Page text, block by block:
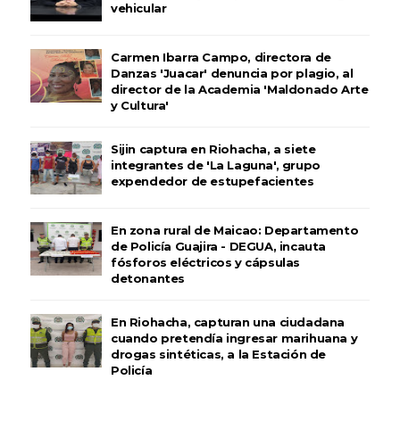
vehicular
Carmen Ibarra Campo, directora de
Danzas 'Juacar' denuncia por plagio, al
director de la Academia 'Maldonado Arte
y Cultura'
Sijin captura en Riohacha, a siete
integrantes de 'La Laguna', grupo
expendedor de estupefacientes
En zona rural de Maicao: Departamento
de Policía Guajira - DEGUA, incauta
fósforos eléctricos y cápsulas
detonantes
En Riohacha, capturan una ciudadana
cuando pretendía ingresar marihuana y
drogas sintéticas, a la Estación de
Policía